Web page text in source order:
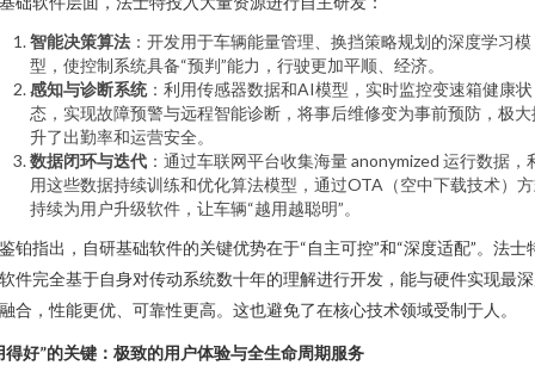
智能决策算法 ：开发用于车辆能量管理、换挡策略规划的深度学习模
型，使控制系统具备“预判”能力，行驶更加平顺、经济。
感知与诊断系统：利用传感器数据和AI模型，实时监控变速箱健康状
态，实现故障预警与远程智能诊断，将事后维修变为事前预防，极大
升了出勤率和运营安全。
数据闭环与迭代 ：通过车联网平台收集海量 anonymized 运行数据，
用这些数据持续训练和优化算法模型，通过OTA（空中下载技术）
持续为用户升级软件，让车辆“越用越聪明”。
铂指出，自研基础软件的关键优势在于“自主可控”和“深度适配”。法士
件完全基于自身对传动系统数十年的理解进行开发，能与硬件实现最
合，性能更优、可靠性更高。这也避免了在核心技术领域受制于人。
得好”的关键：极致的用户体验与全生命周期服务